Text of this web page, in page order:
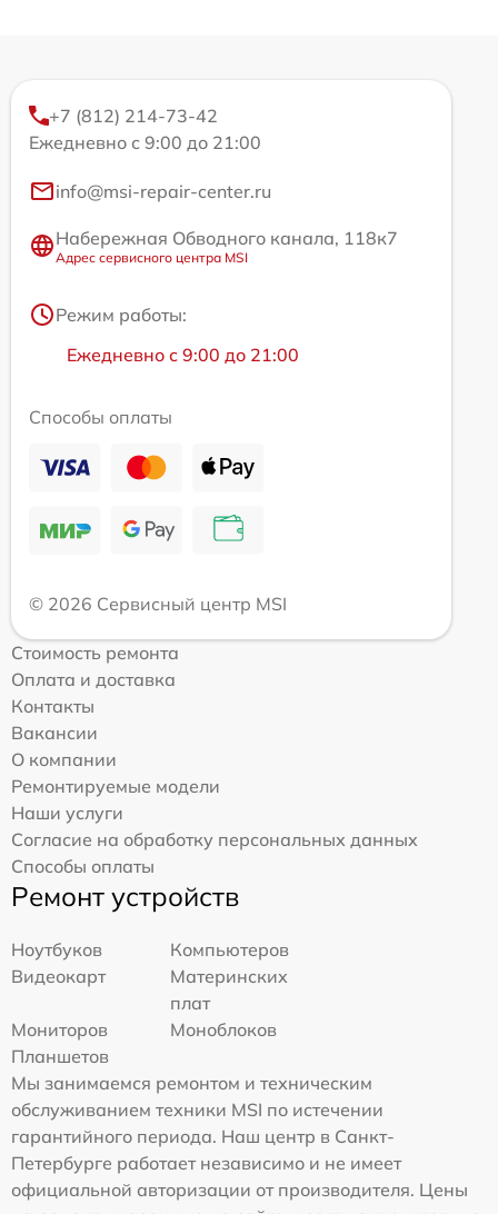
+7 (812) 214-73-42
Ежедневно с 9:00 до 21:00
info@msi-repair-center.ru
Набережная Обводного канала, 118к7
Адрес сервисного центра MSI
Режим работы:
Ежедневно с 9:00 до 21:00
Способы оплаты
© 2026 Сервисный центр MSI
Стоимость ремонта
Оплата и доставка
Контакты
Вакансии
О компании
Ремонтируемые модели
Наши услуги
Согласие на обработку персональных данных
Способы оплаты
Ремонт устройств
Ноутбуков
Компьютеров
Видеокарт
Материнских
плат
Мониторов
Моноблоков
Планшетов
Мы занимаемся ремонтом и техническим
обслуживанием техники MSI по истечении
гарантийного периода. Наш центр в Санкт-
Петербурге работает независимо и не имеет
официальной авторизации от производителя. Цены